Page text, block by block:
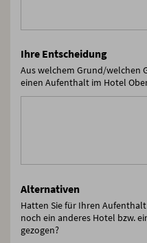
Ihre Entscheidung
Aus welchem Grund/welchen
einen Aufenthalt im Hotel
Alternativen
Hatten Sie für Ihren
noch ein anderes Hotel bzw.
gezogen?